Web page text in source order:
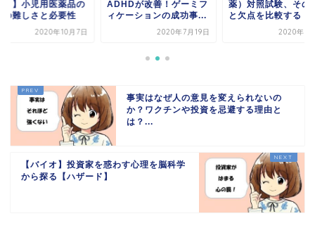
？】小児用医薬品の
の難しさと必要性
2020年10月7日
ADHDが改善！ゲーミフ
ィケーションの成功事...
2020年7月19日
薬）対照試験、その
と欠点を比較する【
2020年8
事実はなぜ人の意見を変えられないの
か？ワクチンや投資を忌避する理由と
は？...
【バイオ】投資家を惑わす心理を脳科学
から探る【ハザード】